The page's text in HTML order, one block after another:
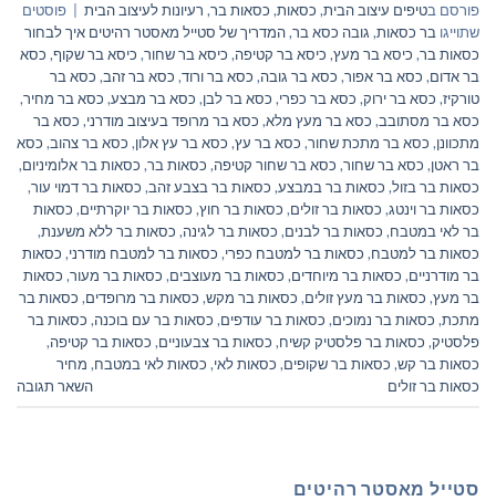
פורסם בטיפים עיצוב הבית, כסאות, כסאות בר, רעיונות לעיצוב הבית
פוסטים
שתוייגו בר כסאות, גובה כסא בר,המדריך של סטייל מאסטר רהיטים איך לבחור
כסאות בר, כיסא בר מעץ, כיסא בר קטיפה, כיסא בר שחור, כיסא בר שקוף, כסא
בר אדום, כסא בר אפור, כסא בר גובה, כסא בר ורוד, כסא בר זהב, כסא בר
טורקיז, כסא בר ירוק, כסא בר כפרי, כסא בר לבן, כסא בר מבצע, כסא בר מחיר,
כסא בר מסתובב, כסא בר מעץ מלא, כסא בר מרופד בעיצוב מודרני, כסא בר
מתכוונן, כסא בר מתכת שחור, כסא בר עץ, כסא בר עץ אלון, כסא בר צהוב, כסא
בר ראטן, כסא בר שחור, כסא בר שחור קטיפה, כסאות בר, כסאות בר אלומיניום,
כסאות בר בזול, כסאות בר במבצע, כסאות בר בצבע זהב, כסאות בר דמוי עור,
כסאות בר וינטג, כסאות בר זולים, כסאות בר חוץ, כסאות בר יוקרתיים, כסאות
בר לאי במטבח, כסאות בר לבנים, כסאות בר לגינה, כסאות בר ללא משענת,
כסאות בר למטבח, כסאות בר למטבח כפרי, כסאות בר למטבח מודרני, כסאות
בר מודרניים, כסאות בר מיוחדים, כסאות בר מעוצבים, כסאות בר מעור, כסאות
בר מעץ, כסאות בר מעץ זולים, כסאות בר מקש, כסאות בר מרופדים, כסאות בר
מתכת, כסאות בר נמוכים, כסאות בר עודפים, כסאות בר עם בוכנה, כסאות בר
פלסטיק, כסאות בר פלסטיק קשיח, כסאות בר צבעוניים, כסאות בר קטיפה,
כסאות בר קש, כסאות בר שקופים, כסאות לאי, כסאות לאי במטבח, מחיר
כסאות בר זולים
השאר תגובה
סטייל מאסטר רהיטים